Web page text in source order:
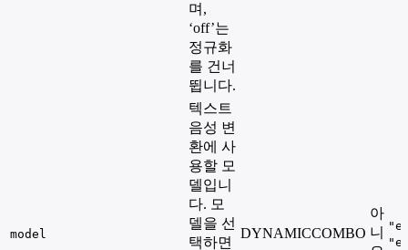
며,
‘off’는
정규화
를 건너
뜁니다.
model
텍스트
음성 변
환에 사
용할 모
델입니
다. 모
델을 선
택하면
DYNAMICCOMBO
아
니